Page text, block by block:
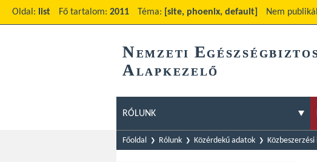
Oldal: list Fő tartalom: 2011 Téma: [site, phoenix, default] Nem
NEMZETI E
ALAPKEZELŐ
RÓLUNK
Főoldal Rólunk Közérdekű adatok